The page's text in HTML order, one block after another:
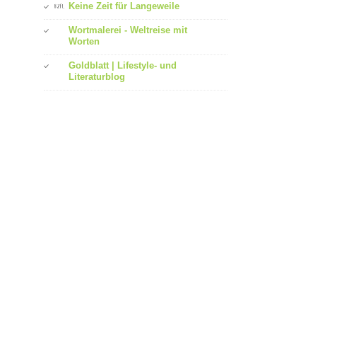
Keine Zeit für Langeweile
Wortmalerei - Weltreise mit
Worten
Goldblatt | Lifestyle- und
Literaturblog